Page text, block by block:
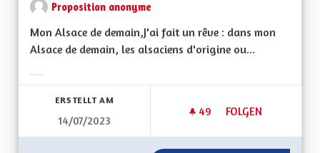
Proposition anonyme
Mon Alsace de demain,J'ai fait un rêve : dans mon
Alsace de demain, les alsaciens d'origine ou...
ERSTELLT AM
14/07/2023
49 49 FOLLOWER
FOLGEN
UN MODÈLE